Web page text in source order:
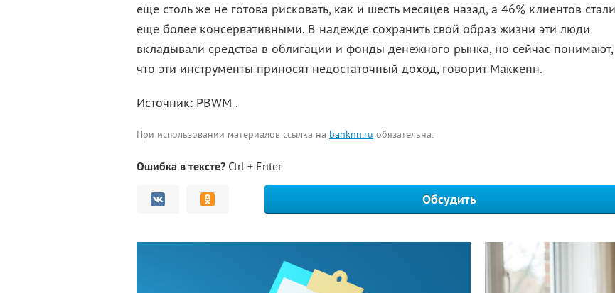
еще столь же не готова рисковать, как и шесть месяцев назад, а 46% клиентов стали
еще более консервативными. В надежде сохранить свой образ жизни эти люди
вкладывали средства в облигации и фонды денежного рынка, но сейчас понимают,
что эти инструменты приносят недостаточный доход, говорит Маккенн.
Источник: PBWM .
При использовании материалов ссылка на banknn.ru обязательна.
Ошибка в тексте? Ctrl + Enter
Обсудить